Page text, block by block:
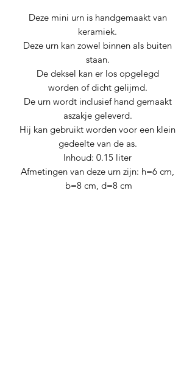
Deze mini urn is handgemaakt van
keramiek.
Deze urn kan zowel binnen als buiten
staan.
De deksel kan er los opgelegd
worden of dicht gelijmd.
De urn wordt inclusief hand gemaakt
aszakje geleverd.
Hij kan gebruikt worden voor een klein
gedeelte van de as.
Inhoud: 0.15 liter
Afmetingen van deze urn zijn: h=6 cm,
b=8 cm, d=8 cm